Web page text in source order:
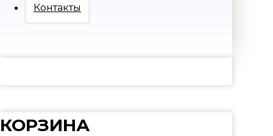
Контакты
КОРЗИНА